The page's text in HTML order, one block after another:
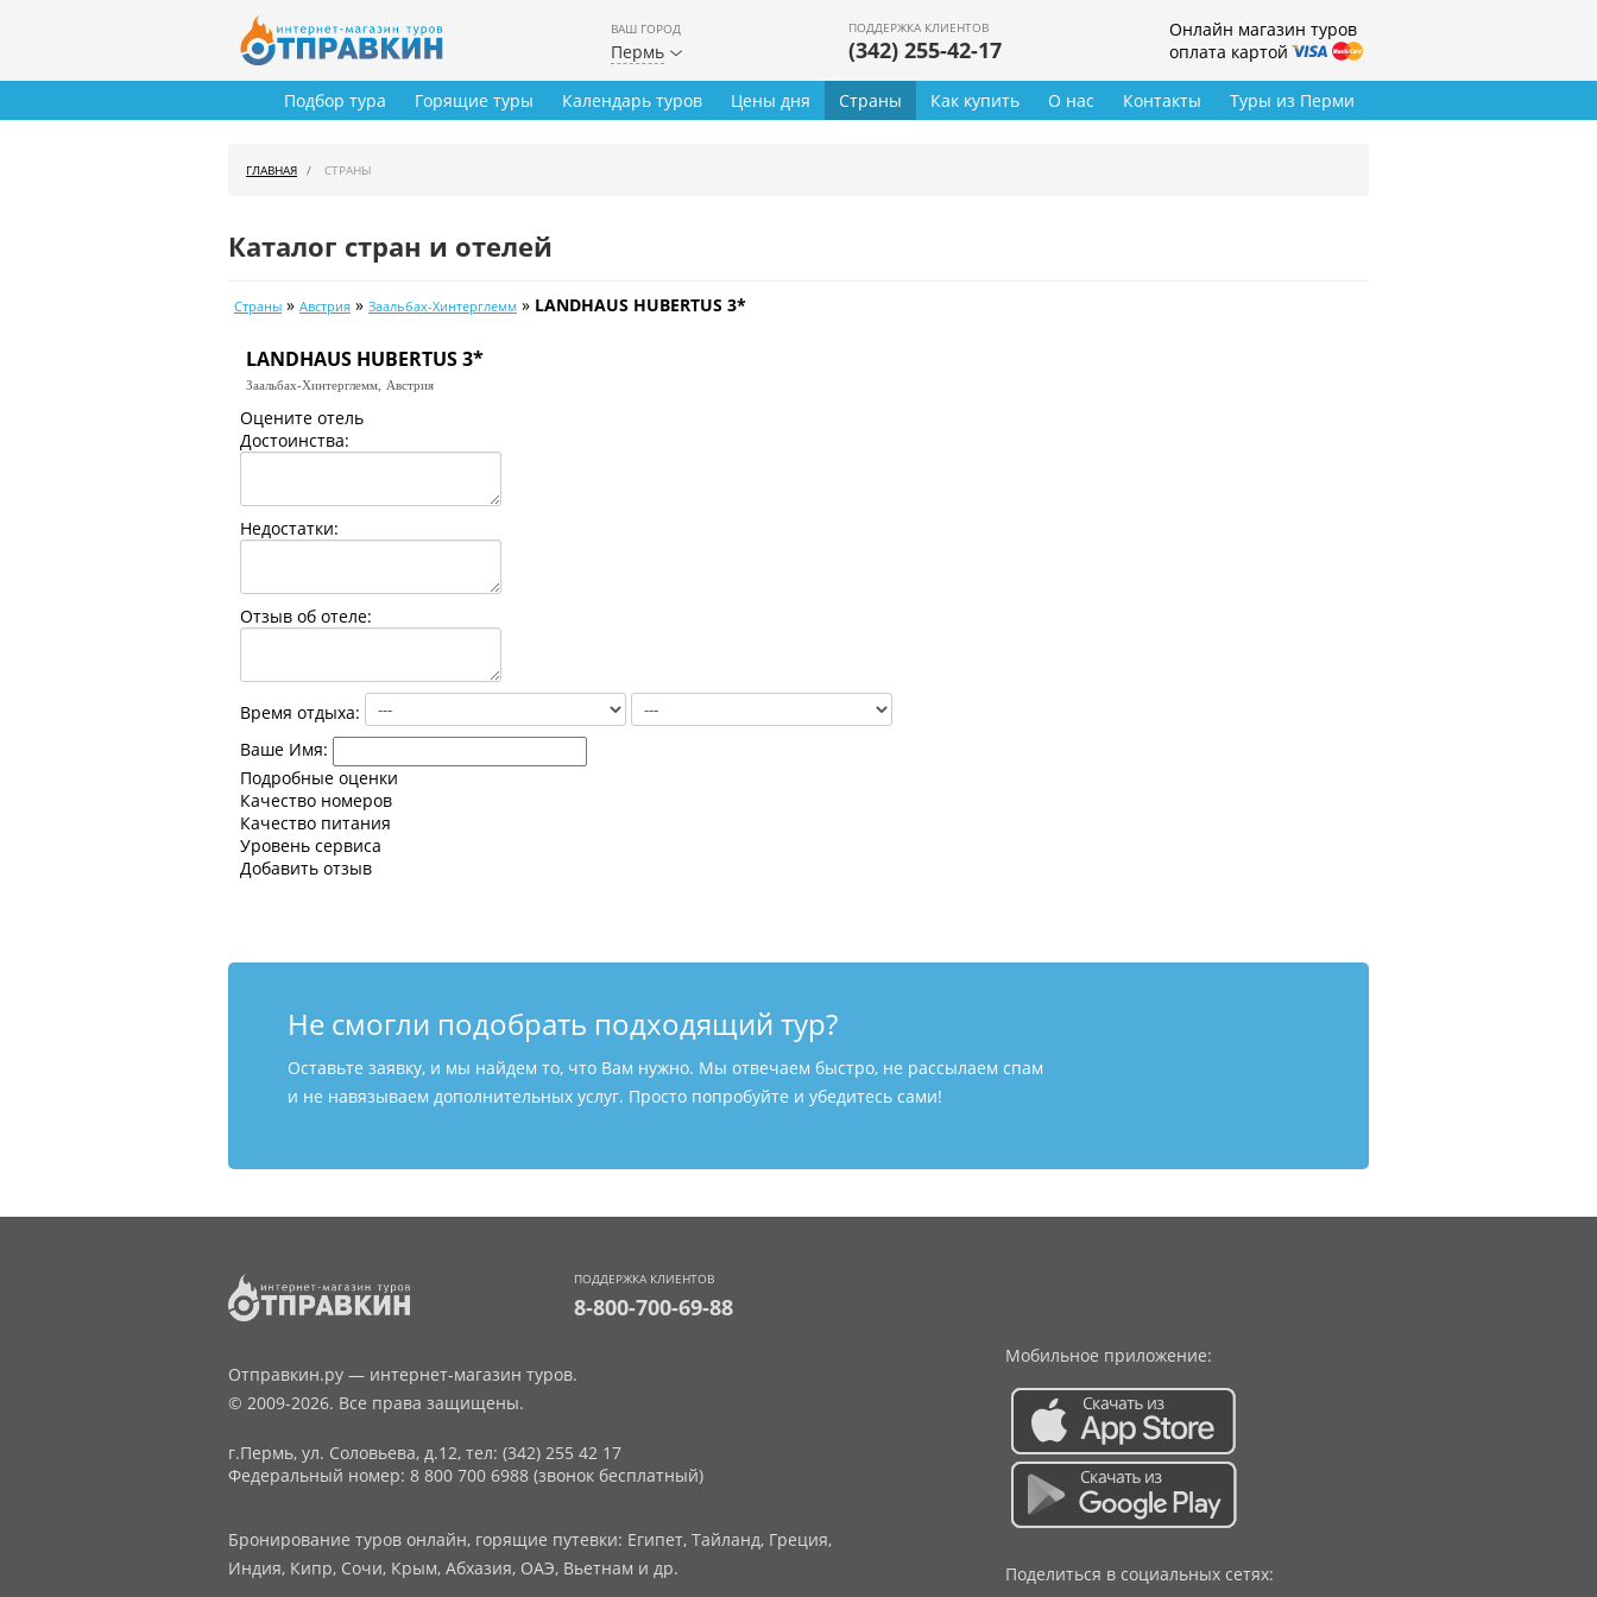
ВАШ ГОРОД
Пермь
ПОДДЕРЖКА КЛИЕНТОВ
(342) 255-42-17
Онлайн магазин туров
оплата картой
Туры из Перми
Подбор тура Горящие туры Календарь туров Цены дня Страны Как купить О нас Контакты
ГЛАВНАЯ СТРАНЫ
Каталог стран и отелей
Страны » Австрия » Заальбах-Хинтерглемм » LANDHAUS HUBERTUS 3*
LANDHAUS HUBERTUS 3*
Заальбах-Хинтерглемм, Австрия
Оцените отель
Достоинства:
Недостатки:
Отзыв об отеле:
Время отдыха:
Ваше Имя:
Подробные оценки
Качество номеров
Качество питания
Уровень сервиса
Добавить отзыв
Не смогли подобрать подходящий тур?
Оставьте заявку, и мы найдем то, что Вам нужно. Мы отвечаем быстро, не рассылаем спам
и не навязываем дополнительных услуг. Просто попробуйте и убедитесь сами!
ПОДДЕРЖКА КЛИЕНТОВ
8-800-700-69-88
Отправкин.ру — интернет-магазин туров.
© 2009-2026. Все права защищены.
г.Пермь, ул. Соловьева, д.12, тел: (342) 255 42 17
Федеральный номер: 8 800 700 6988 (звонок бесплатный)
Бронирование туров онлайн, горящие путевки: Египет, Тайланд, Греция,
Индия, Кипр, Сочи, Крым, Абхазия, ОАЭ, Вьетнам и др.
Мобильное приложение:
Поделиться в социальных сетях: